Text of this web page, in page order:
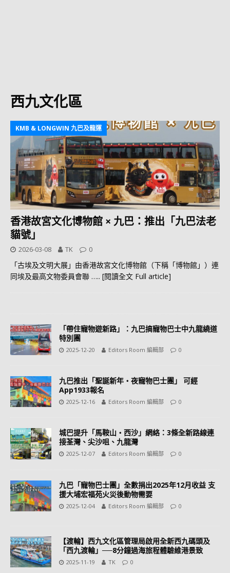
西九文化區
KMB & LONGWIN 九巴及龍運
香港故宮文化博物館 × 九巴：推出「九巴法老
貓號」
2026-03-08 TK 0
「古埃及文明大展」由香港故宮文化博物館（下稱「博物館」）連
同埃及最高文物委員會聯 ….. [閱讀全文 Full article]
「帶住寵物遊新路」：九巴搞寵物巴士中九龍繞道
特別團
2025-12-20 Editors Room 編輯部 0
九巴推出「聖誕新年‧夜寵物巴士團」 可經
App1933報名
2025-12-16 Editors Room 編輯部 0
城巴提升「馬鞍山・西沙」網絡：3條全新路線連
接荃灣、尖沙咀、九龍灣
2025-12-07 Editors Room 編輯部 0
九巴「寵物巴士團」全數捐出2025年12月收益 支
援大埔宏福苑火災後動物需要
2025-12-04 Editors Room 編輯部 0
【渡輪】西九文化區管理局啟用全新西九碼頭及
「西九渡輪」──8分鐘過海旅程體驗維港景致
2025-11-19 TK 0